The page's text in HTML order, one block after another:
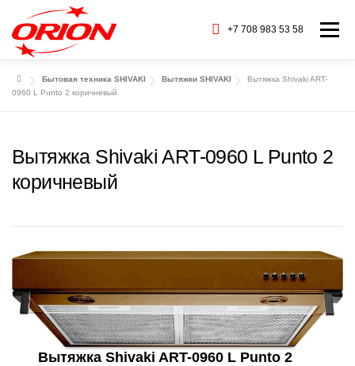
содержимому
+7 708 983 53 58 Меню
ГЛАВНАЯ КАТАЛОГ ТОВАРОВ
О НАС СЕРВИС БАРАХОЛКА
Бытовая техника SHIVAKI Вытяжки SHIVAKI
Вытяжка Shivaki ART-
0960 L Punto 2 коричневый
Вытяжка Shivaki ART-0960 L Punto 2
коричневый
Вытяжка Shivaki ART-0960 L Punto 2